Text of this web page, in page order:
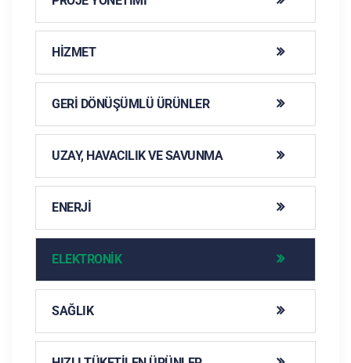
HIZMET
GERI DÖNÜŞÜMLÜ ÜRÜNLER
UZAY, HAVACILIK VE SAVUNMA
ENERJI
ELEKTRONIK
SAĞLIK